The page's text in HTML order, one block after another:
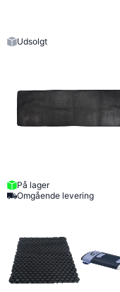
Udsolgt
På lager
Omgående levering